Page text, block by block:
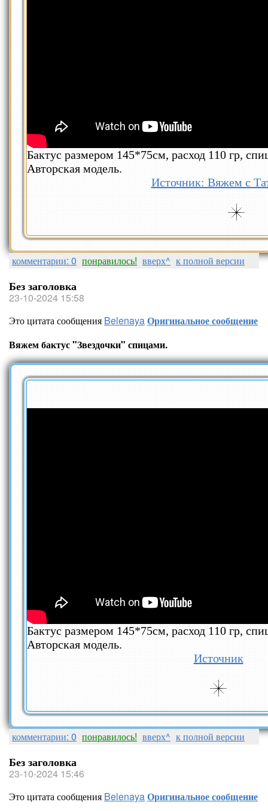
Бактус размером 145*75см, расход 110 гр,
Авторская модель.
Источник: Вяжем с
комментарии: 0 понравилось! вверх^ к полной версии
Без заголовка
23-10-2024 15:58
Это цитата сообщения BelenayaОригинальное сообщение
Вяжем бактус "Звездочки" спицами.
Бактус размером 145*75см, расход 110 гр,
Авторская модель.
Источник
комментарии: 0 понравилось! вверх^ к полной версии
Без заголовка
23-10-2024 15:46
Это цитата сообщения BelenayaОригинальное сообщение